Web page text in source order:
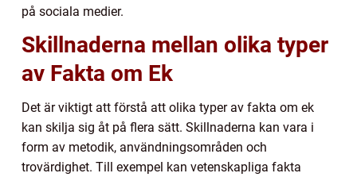
på sociala medier.
Skillnaderna mellan olika typer
av Fakta om Ek
Det är viktigt att förstå att olika typer av fakta om ek
kan skilja sig åt på flera sätt. Skillnaderna kan vara i
form av metodik, användningsområden och
trovärdighet. Till exempel kan vetenskapliga fakta